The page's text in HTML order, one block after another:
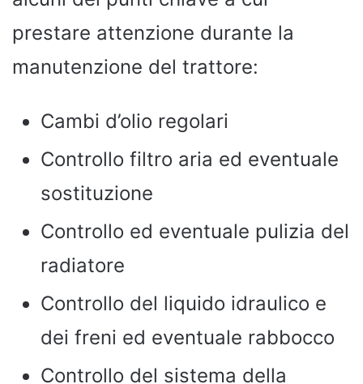
prestare attenzione durante la
manutenzione del trattore:
Cambi d’olio regolari
Controllo filtro aria ed eventuale
sostituzione
Controllo ed eventuale pulizia del
radiatore
Controllo del liquido idraulico e
dei freni ed eventuale rabbocco
Controllo del sistema della